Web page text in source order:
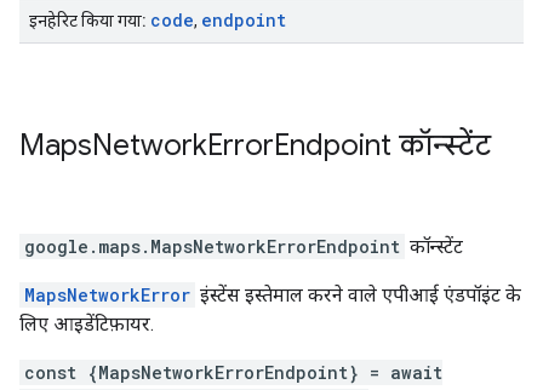
इनहेरिट किया गया: code, endpoint
MapsNetworkErrorEndpoint कॉन्स्टेंट
google.maps. MapsNetworkErrorEndpoint कॉन्स्टेंट
MapsNetworkError इंस्टेंस इस्तेमाल करने वाले एपीआई एंडपॉइंट के
लिए आइडेंटिफ़ायर.
const {MapsNetworkErrorEndpoint} = await